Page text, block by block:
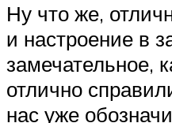
Ну что же,
и настроение в
замечательное,
отлично
нас уже